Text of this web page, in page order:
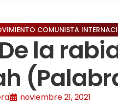
COMUNISTA
De la
noviembre 21, 2021